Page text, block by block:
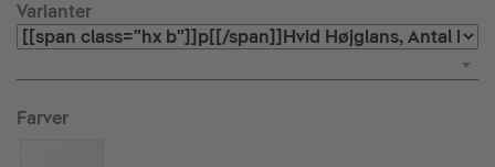
Varianter
Farver